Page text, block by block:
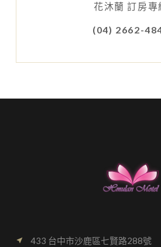
花沐蘭 訂房專
(04) 2662-
near_me 433 台中市沙鹿區七賢路288號